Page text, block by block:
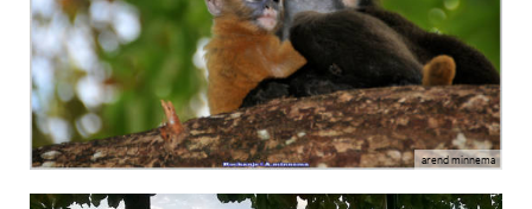
arend minnema